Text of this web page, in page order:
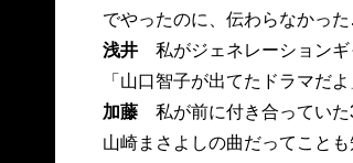
でやったのに、伝わらなかった
浅井 私がジェネレーション
「山口智子が出てたドラマだ
加藤 私が前に付き合ってい
山崎まさよしの曲だってこと